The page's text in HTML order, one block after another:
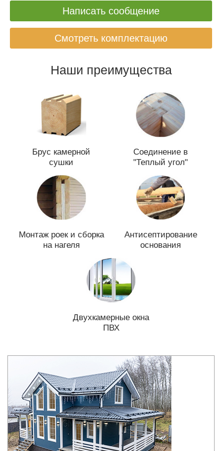
Написать сообщение
Смотреть комплектацию
Наши преимущества
Брус камерной
сушки
Соединение в
"Теплый угол"
Монтаж роек и сборка
на нагеля
Антисептирование
основания
Двухкамерные окна
ПВХ